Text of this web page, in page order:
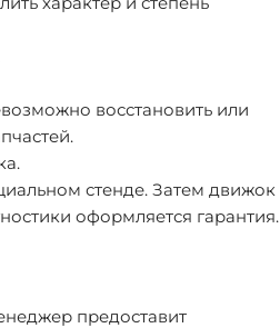
восстановить или
стенде. Затем движок
оформляется гарантия.
предоставит